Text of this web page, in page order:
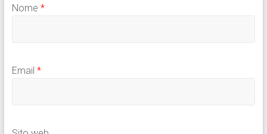
Nome *
Email *